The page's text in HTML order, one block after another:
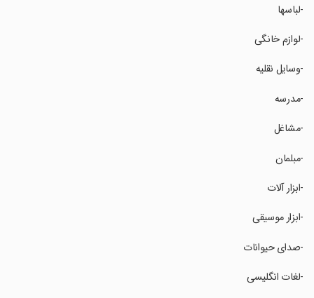
‏‏-لباسها
‏‏-لوازم خانگی
‏‏-وسایل نقلیه
‏‏-مدرسه
‏‏-مشاغل
‏‏-مبلمان
‏‏-ابزار آلات
‏‏-ابزار موسیقی
‏‏-صدای حیوانات
‏‏-لغات انگلیسی